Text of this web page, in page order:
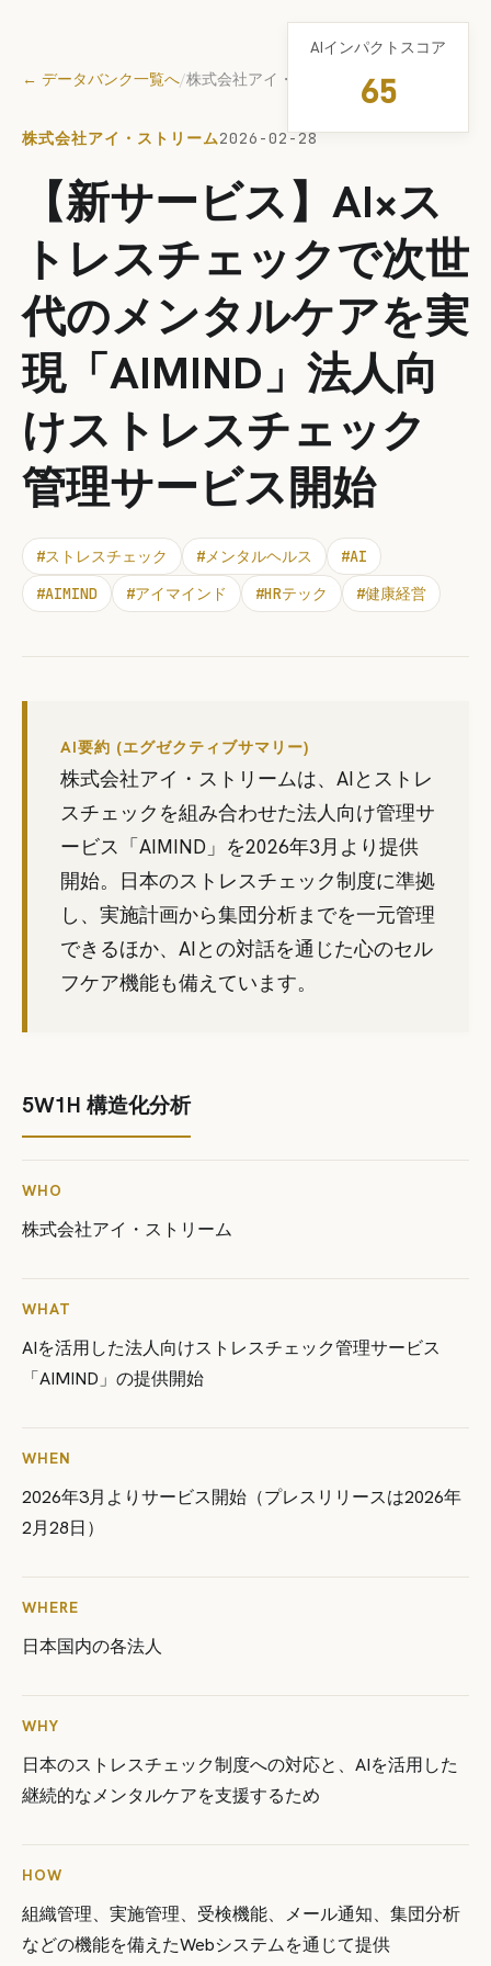
← データバンク一覧へ/株式会社アイ・ストリーム
株式会社アイ・ストリーム2026-02-28
【新サービス】AI×ス
トレスチェックで次世
代のメンタルケアを実
現「AIMIND」法人向
けストレスチェック
管理サービス開始
#ストレスチェック #メンタルヘルス #AI
#AIMIND #アイマインド #HRテック #健康経営
AIインパクトスコア
65
AI要約 (エグゼクティブサマリー)
株式会社アイ・ストリームは、AIとストレ
スチェックを組み合わせた法人向け管理サ
ービス「AIMIND」を2026年3月より提供
開始。日本のストレスチェック制度に準拠
し、実施計画から集団分析までを一元管理
できるほか、AIとの対話を通じた心のセル
フケア機能も備えています。
5W1H 構造化分析
WHO
株式会社アイ・ストリーム
WHAT
AIを活用した法人向けストレスチェック管理サービス
「AIMIND」の提供開始
WHEN
2026年3月よりサービス開始（プレスリリースは2026年
2月28日）
WHERE
日本国内の各法人
WHY
日本のストレスチェック制度への対応と、AIを活用した
継続的なメンタルケアを支援するため
HOW
組織管理、実施管理、受検機能、メール通知、集団分析
などの機能を備えたWebシステムを通じて提供